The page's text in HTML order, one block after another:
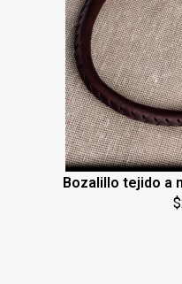
Bozalillo tejido a
$